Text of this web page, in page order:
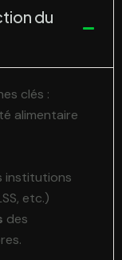
du
clés :
alimentaire
institutions
etc.)
des